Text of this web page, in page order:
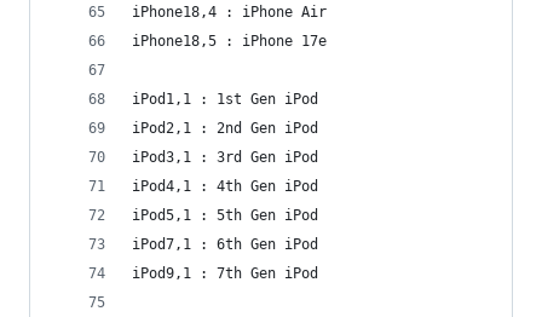
iPhone18,4 : iPhone Air
iPhone18,5 : iPhone 17e
iPod1,1 : 1st Gen iPod
iPod2,1 : 2nd Gen iPod
iPod3,1 : 3rd Gen iPod
iPod4,1 : 4th Gen iPod
iPod5,1 : 5th Gen iPod
iPod7,1 : 6th Gen iPod
iPod9,1 : 7th Gen iPod